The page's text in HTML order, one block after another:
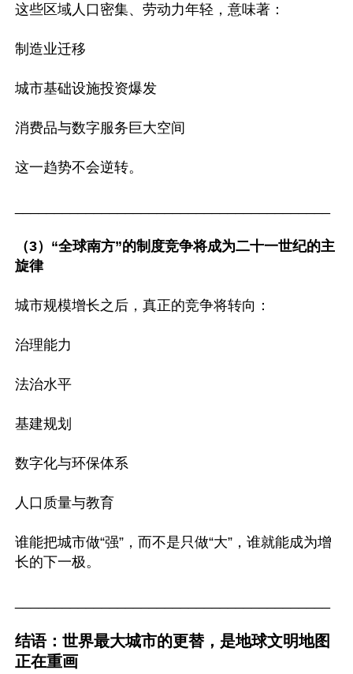
这些区域人口密集、劳动力年轻，意味著：
制造业迁移
城市基础设施投资爆发
消费品与数字服务巨大空间
这一趋势不会逆转。
（3）“全球南方”的制度竞争将成为二十一世纪的主
旋律
城市规模增长之后，真正的竞争将转向：
治理能力
法治水平
基建规划
数字化与环保体系
人口质量与教育
谁能把城市做“强”，而不是只做“大”，谁就能成为增
长的下一极。
结语：世界最大城市的更替，是地球文明地图
正在重画